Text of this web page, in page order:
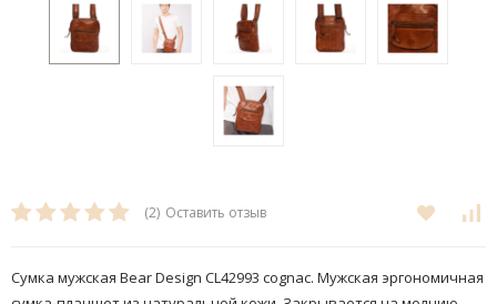
(2) Оставить отзыв
Сумка мужская Bear Design CL42993 cognac. Мужская эргономичная